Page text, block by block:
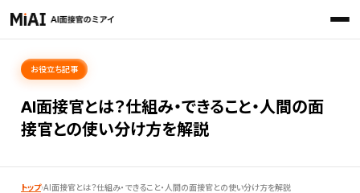
お役立ち記事
AI面接官とは？仕組み・できること・人間の面
接官との使い分け方を解説
トップ›AI面接官とは？仕組み・できること・人間の面接官との使い分け方を解説